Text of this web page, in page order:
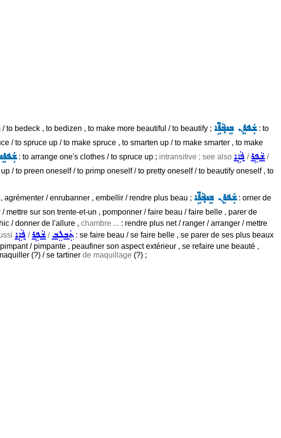
to bedeck , to bedizen , to make more beautiful / to beautify ; ܫܲܦܪܸܢ ܒܸܢܒ݂ܵܪܹ̈ܐ: to
/ to spruce up / to make spruce , to smarten up / to make smarter , to make
: to arrange one's clothes / to spruce up ; intransitive ; see also ܦܵܐܹܐ /ܫܵܦܹܪ /
/ to preen oneself / to primp oneself / to pretty oneself / to beautify oneself , to
/ enrubanner , embellir / rendre plus beau ; ܫܲܦܪܸܢ ܒܸܢܒ݂ܵܪܹ̈ܐ: orner de
/ mettre sur son trente-et-un , pomponner / faire beau / faire belle , parer de
/ donner de l'allure , chambre ... : rendre plus net / ranger / arranger / mettre
ܦܵܐܹܐ /ܫܵܦܹܪ /ܬܲܒܠܸܒ : se faire beau / se faire belle , se parer de ses plus beaux
/ pimpante , peaufiner son aspect extérieur , se refaire une beauté ,
(?) / se tartiner de maquillage (?) ;